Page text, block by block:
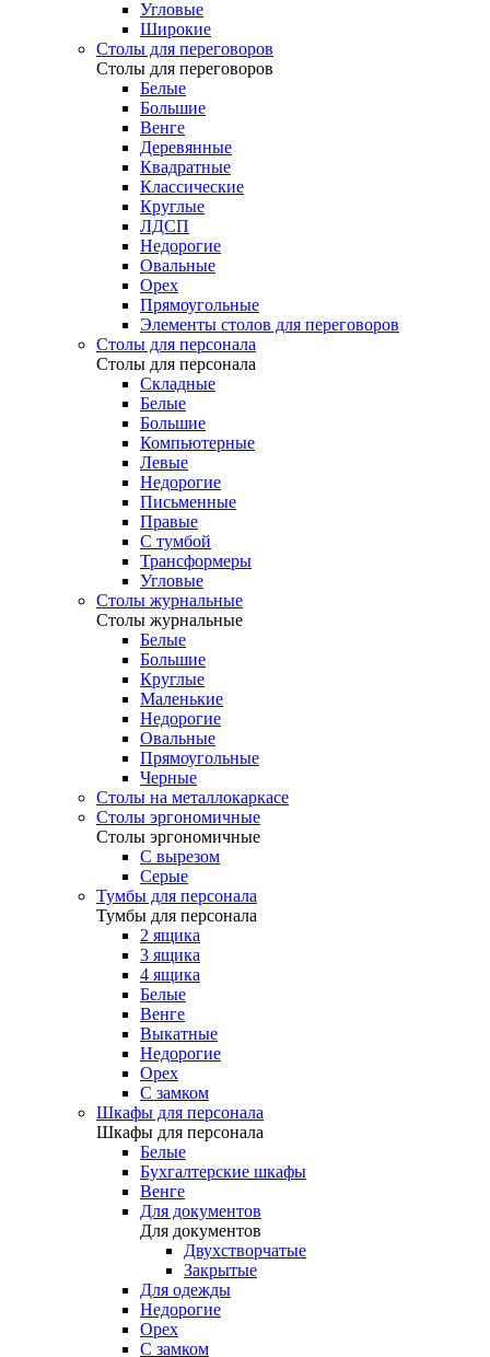
Угловые
Широкие
Столы для переговоров
Столы для переговоров
Белые
Большие
Венге
Деревянные
Квадратные
Классические
Круглые
ЛДСП
Недорогие
Овальные
Орех
Прямоугольные
Элементы столов для переговоров
Столы для персонала
Столы для персонала
Cкладные
Белые
Большие
Компьютерные
Левые
Недорогие
Письменные
Правые
С тумбой
Трансформеры
Угловые
Столы журнальные
Столы журнальные
Белые
Большие
Круглые
Маленькие
Недорогие
Овальные
Прямоугольные
Черные
Столы на металлокаркасе
Столы эргономичные
Столы эргономичные
С вырезом
Серые
Тумбы для персонала
Тумбы для персонала
2 ящика
3 ящика
4 ящика
Белые
Венге
Выкатные
Недорогие
Орех
С замком
Шкафы для персонала
Шкафы для персонала
Белые
Бухгалтерские шкафы
Венге
Для документов
Для документов
Двухстворчатые
Закрытые
Для одежды
Недорогие
Орех
С замком